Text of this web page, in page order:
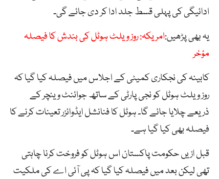
ادائیگی کی پہلی قسط جلد ادا کر دی جائے گی۔
یہ بھی پڑھیں:امریکہ: روز ویلٹ ہوٹل کی بندش کا فیصلہ
مؤخر
کابینہ کی نجکاری کمیٹی کے اجلاس میں فیصلہ کیا گیا کہ
روز ویلٹ ہوٹل کو نجی پارٹی کے ساتھ جوائنٹ وینچر کے
ذریعے چلایا جائے گا۔ ہوٹل کا فنانشل ایڈوائزر تعینات کرنے کا
فیصلہ بھی کیا گیا ہے۔
قبل ازیں حکومت پاکستان اس ہوٹل کو فروخت کرنا چاہتی
تھی لیکن بعد میں فیصلہ کیا گیا کہ پی آئی اے کی ملکیت